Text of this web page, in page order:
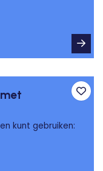
kunt gebruiken: